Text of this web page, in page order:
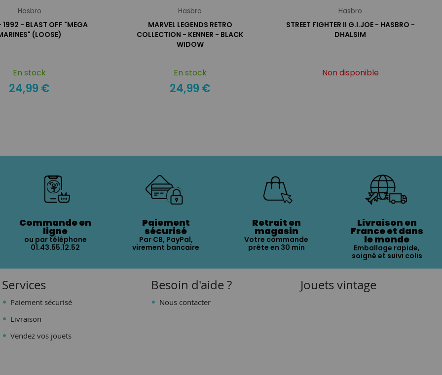
Hasbro
1992 - BLAST OFF "MEGA
(LOOSE)
En stock
24,99 €
Hasbro
MARVEL LEGENDS RETRO
COLLECTION - KENNER - BLACK
WIDOW
En stock
24,99 €
Hasbro
STREET FIGHTER II G.I.JOE - HASBRO -
DHALSIM
Non disponible
Commande en
ligne
ou par téléphone
01.43.55.12.52
Paiement
sécurisé
Par CB, PayPal,
virement bancaire
Retrait en
magasin
Votre commande
prête en 30 min
Livraison en
France et dans
le monde
Emballage rapide,
soigné et suivi colis
Services
Paiement sécurisé
Livraison
Vendez vos jouets
Besoin d'aide ?
Nous contacter
Jouets vintage